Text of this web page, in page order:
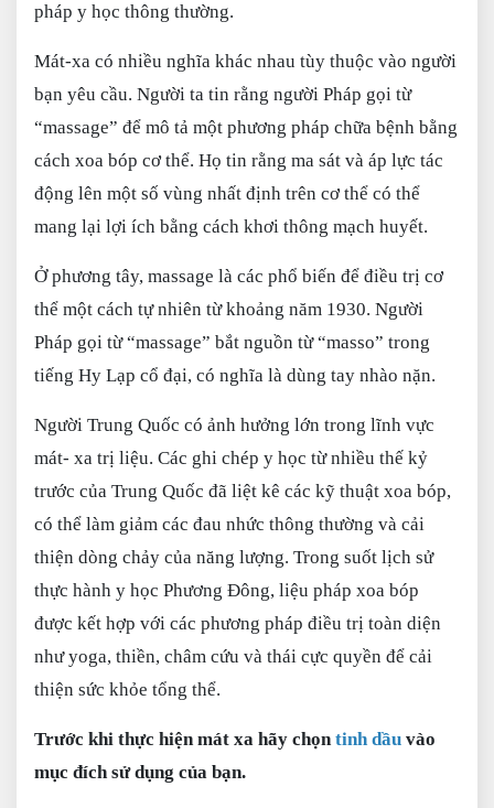
pháp y học thông thường.
Mát-xa có nhiều nghĩa khác nhau tùy thuộc vào người
bạn yêu cầu. Người ta tin rằng người Pháp gọi từ
“massage” để mô tả một phương pháp chữa bệnh bằng
cách xoa bóp cơ thể. Họ tin rằng ma sát và áp lực tác
động lên một số vùng nhất định trên cơ thể có thể
mang lại lợi ích bằng cách khơi thông mạch huyết.
Ở phương tây, massage là các phổ biến để điều trị cơ
thể một cách tự nhiên từ khoảng năm 1930. Người
Pháp gọi từ “massage” bắt nguồn từ “masso” trong
tiếng Hy Lạp cổ đại, có nghĩa là dùng tay nhào nặn.
Người Trung Quốc có ảnh hưởng lớn trong lĩnh vực
mát- xa trị liệu. Các ghi chép y học từ nhiều thế kỷ
trước của Trung Quốc đã liệt kê các kỹ thuật xoa bóp,
có thể làm giảm các đau nhức thông thường và cải
thiện dòng chảy của năng lượng. Trong suốt lịch sử
thực hành y học Phương Đông, liệu pháp xoa bóp
được kết hợp với các phương pháp điều trị toàn diện
như yoga, thiền, châm cứu và thái cực quyền để cải
thiện sức khỏe tổng thể.
Trước khi thực hiện mát xa hãy chọntinh dầu vào
mục đích sử dụng của bạn.